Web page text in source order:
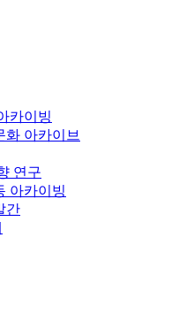
카이빙
화 아카이브
연구
아카이빙
간